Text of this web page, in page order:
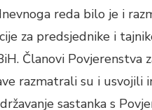
reda bilo je i
za predsjednike i
Članovi Povjerenstva
razmatrali su i usvojili
sastanka s